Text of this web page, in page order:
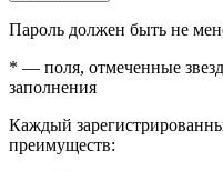
Пароль должен быть не
* — поля, отмеченные
заполнения
Каждый
преимуществ: